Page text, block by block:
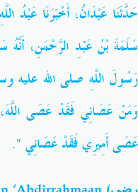
حَدَّثَنَا عَبْدَانُ، أَخْبَرَنَا عَبْدُ
سَلَمَةَ بْنُ عَبْدِ الرَّحْمَنِ،
رَسُولَ اللَّهِ صلى الله عليه
وَمَنْ عَصَانِي فَقَدْ عَصَى
عَصَى أَمِيرِي فَقَدْ عَصَانِي ‏"
‏‏.‏